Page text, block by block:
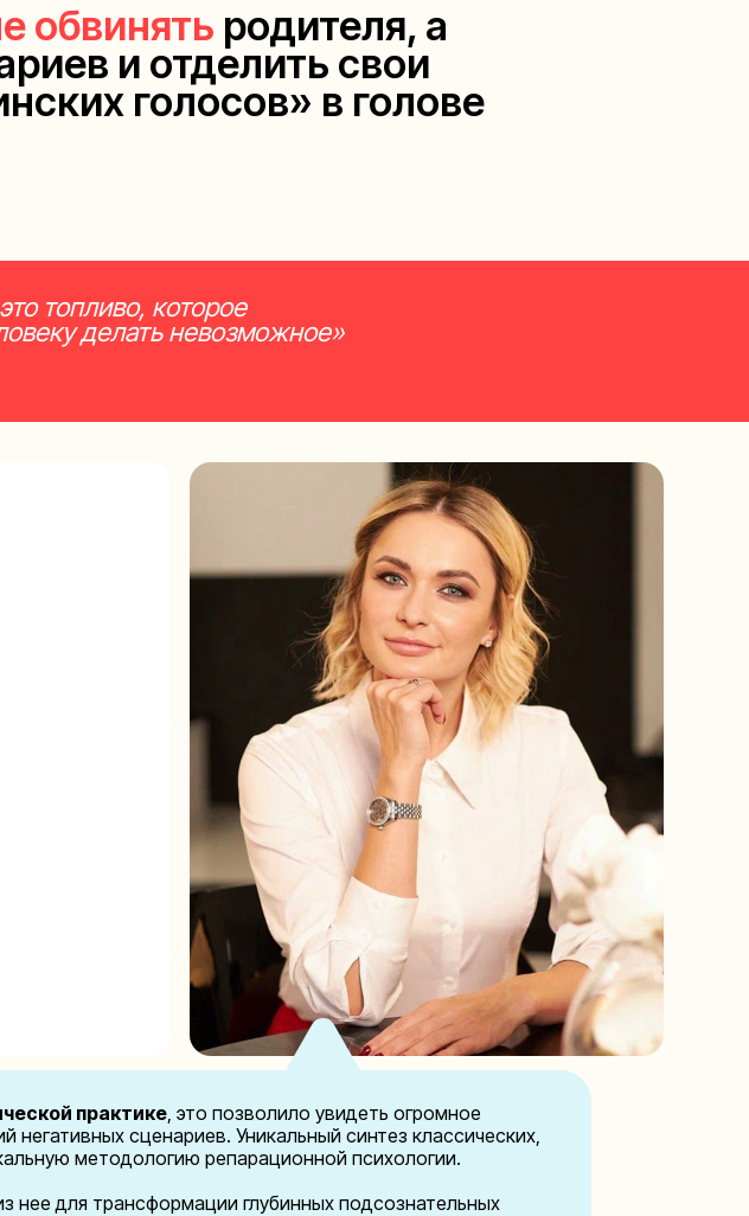
обвинять родителя, а
и отделить свои
голосов» в голове
топливо, которое
делать невозможное»
практике, это позволило увидеть огромное
сценариев. Уникальный синтез классических,
методологию репарационной психологии.
нее для трансформации глубинных подсознательных